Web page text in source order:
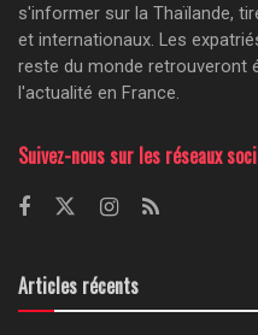
s'informer sur la Thaïlande,
et internationaux. Les
reste du monde retrouveront
l'actualité en France.
Suivez-nous sur les réseaux
Articles récents